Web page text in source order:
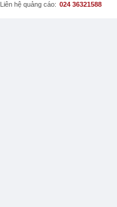
Liên hệ quảng cáo: 024 36321588